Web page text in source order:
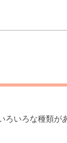
いろな種類